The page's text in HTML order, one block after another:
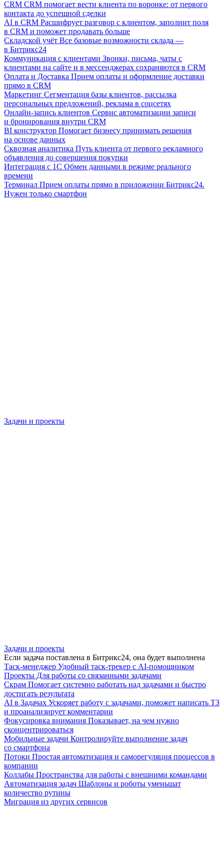
CRM CRM помогает вести клиента по воронке: от первого
контакта до успешной сделки
AI в CRM Расшифрует разговор с клиентом, заполнит поля
в CRM и поможет продавать больше
Складской учёт Все базовые возможности склада —
в Битрикс24
Коммуникация с клиентами Звонки, письма, чаты с
клиентами на сайте и в мессенджерах сохраняются в CRM
Оплата и Доставка Прием оплаты и оформление доставки
прямо в CRM
Маркетинг Сегментация базы клиентов, рассылка
персональных предложений, реклама в соцсетях
Онлайн-запись клиентов Сервис автоматизации записи
и бронирования внутри CRM
BI конструктор Помогает бизнесу принимать решения
на основе данных
Сквозная аналитика Путь клиента от первого рекламного
объявления до совершения покупки
Интеграция с 1С Обмен данными в режиме реального
времени
Терминал Прием оплаты прямо в приложении Битрикс24.
Нужен только смартфон
Задачи и проекты
Задачи и проекты
Если задача поставлена в Битрикс24, она будет выполнена
Таск-менеджер Удобный таск-трекер с AI-помощником
Проекты Для работы со связанными задачами
Скрам Помогает системно работать над задачами и быстро
достигать результата
AI в Задачах Ускоряет работу с задачами, поможет написать ТЗ
и проанализирует комментарии
Фокусировка внимания Показывает, на чем нужно
сконцентрироваться
Мобильные задачи Контролируйте выполнение задач
со смартфона
Потоки Простая автоматизация и саморегуляция процессов в
компании
Коллабы Пространства для работы с внешними командами
Автоматизация задач Шаблоны и роботы уменьшат
количество рутины
Миграция из других сервисов